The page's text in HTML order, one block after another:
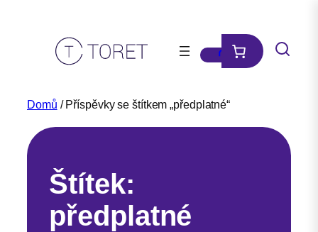
Domů / Příspěvky se štítkem „předplatné“
Štítek:
předplatné